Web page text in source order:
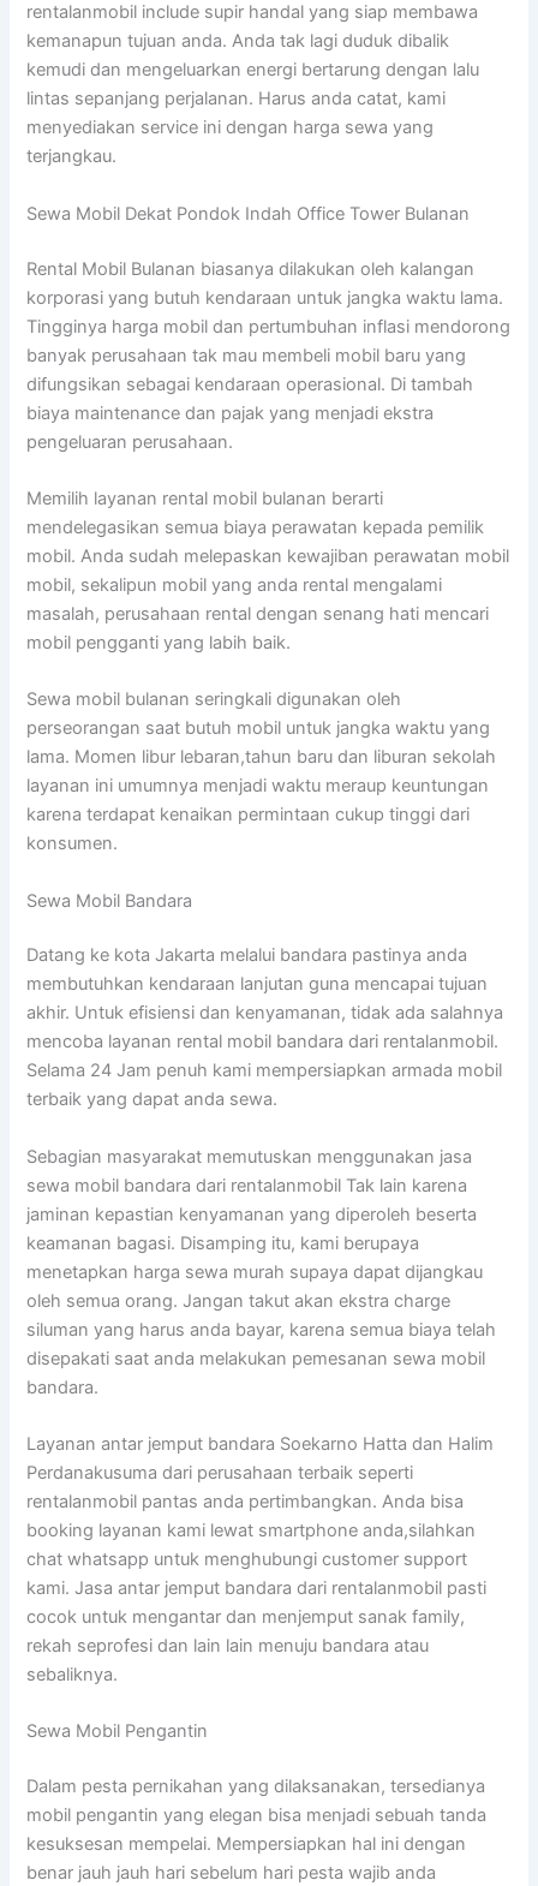
rentalanmobil include supir handal yang siap membawa
kemanapun tujuan anda. Anda tak lagi duduk dibalik
kemudi dan mengeluarkan energi bertarung dengan lalu
lintas sepanjang perjalanan. Harus anda catat, kami
menyediakan service ini dengan harga sewa yang
terjangkau.
Sewa Mobil Dekat Pondok Indah Office Tower Bulanan
Rental Mobil Bulanan biasanya dilakukan oleh kalangan
korporasi yang butuh kendaraan untuk jangka waktu lama.
Tingginya harga mobil dan pertumbuhan inflasi mendorong
banyak perusahaan tak mau membeli mobil baru yang
difungsikan sebagai kendaraan operasional. Di tambah
biaya maintenance dan pajak yang menjadi ekstra
pengeluaran perusahaan.
Memilih layanan rental mobil bulanan berarti
mendelegasikan semua biaya perawatan kepada pemilik
mobil. Anda sudah melepaskan kewajiban perawatan mobil
mobil, sekalipun mobil yang anda rental mengalami
masalah, perusahaan rental dengan senang hati mencari
mobil pengganti yang labih baik.
Sewa mobil bulanan seringkali digunakan oleh
perseorangan saat butuh mobil untuk jangka waktu yang
lama. Momen libur lebaran,tahun baru dan liburan sekolah
layanan ini umumnya menjadi waktu meraup keuntungan
karena terdapat kenaikan permintaan cukup tinggi dari
konsumen.
Sewa Mobil Bandara
Datang ke kota Jakarta melalui bandara pastinya anda
membutuhkan kendaraan lanjutan guna mencapai tujuan
akhir. Untuk efisiensi dan kenyamanan, tidak ada salahnya
mencoba layanan rental mobil bandara dari rentalanmobil.
Selama 24 Jam penuh kami mempersiapkan armada mobil
terbaik yang dapat anda sewa.
Sebagian masyarakat memutuskan menggunakan jasa
sewa mobil bandara dari rentalanmobil Tak lain karena
jaminan kepastian kenyamanan yang diperoleh beserta
keamanan bagasi. Disamping itu, kami berupaya
menetapkan harga sewa murah supaya dapat dijangkau
oleh semua orang. Jangan takut akan ekstra charge
siluman yang harus anda bayar, karena semua biaya telah
disepakati saat anda melakukan pemesanan sewa mobil
bandara.
Layanan antar jemput bandara Soekarno Hatta dan Halim
Perdanakusuma dari perusahaan terbaik seperti
rentalanmobil pantas anda pertimbangkan. Anda bisa
booking layanan kami lewat smartphone anda,silahkan
chat whatsapp untuk menghubungi customer support
kami. Jasa antar jemput bandara dari rentalanmobil pasti
cocok untuk mengantar dan menjemput sanak family,
rekah seprofesi dan lain lain menuju bandara atau
sebaliknya.
Sewa Mobil Pengantin
Dalam pesta pernikahan yang dilaksanakan, tersedianya
mobil pengantin yang elegan bisa menjadi sebuah tanda
kesuksesan mempelai. Mempersiapkan hal ini dengan
benar jauh jauh hari sebelum hari pesta wajib anda